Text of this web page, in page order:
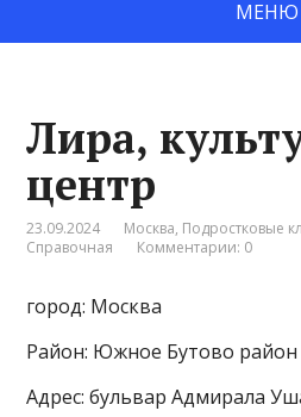
МЕНЮ
Лира,
центр
23.09.2024 Москва, Подростковые
Справочная
Комментарии: 0
город: Москва
Район: Южное Бутово район
Адрес: бульвар Адмирала